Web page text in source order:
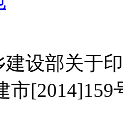
建设部关于
市[2014]159